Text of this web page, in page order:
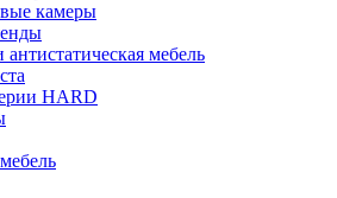
камеры
мебель
HARD